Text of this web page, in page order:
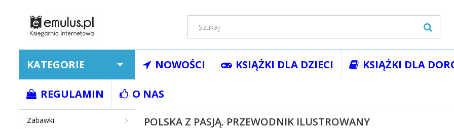
KATEGORIE
Zabawki
NOWOŚCI KSIĄŻKI DLA DZIECI KSIĄŻKI DLA
REGULAMIN O NASStrona główna
POLSKA Z PASJĄ. PRZEWODNIK ILUSTROWANY